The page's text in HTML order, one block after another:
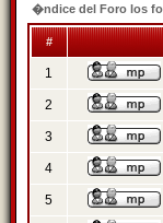
�ndice del Foro los
#
1
2
3
4
5